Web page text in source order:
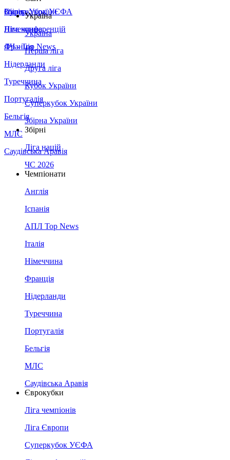
Збірна України
Італія
Німеччина
Франція
Нідерланди
Туреччина
Португалія
Бельгія
МЛС
Саудівська Аравія
Суперкубок УЄФА
Ліга конференцій
ЛЧ - Top News
Україна
Україна
Перша ліга
Друга ліга
Кубок України
Суперкубок України
Збірна України
Збірні
Ліга націй
ЧС 2026
Чемпіонати
Англія
Іспанія
АПЛ Top News
Італія
Німеччина
Франція
Нідерланди
Туреччина
Португалія
Бельгія
МЛС
Саудівська Аравія
Єврокубки
Ліга чемпіонів
Ліга Європи
Суперкубок УЄФА